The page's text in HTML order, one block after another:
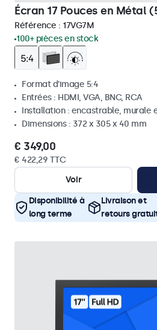
Écran 17 Pouces en Métal
Référence : 17VG7M
100+ pièces en stock
Format d'image 5:4
Entrées : HDMI, VGA, BNC, RCA
Installation : encastrable, murale
Dimensions : 372 x 305 x 40 mm
€ 349,00
€ 422,29 TTC
Voir
Disponibilité à
long terme
Livraison et
retours